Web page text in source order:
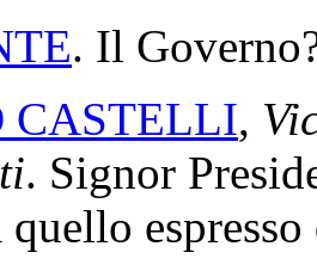
. Il
CASTELLI,
. Signor